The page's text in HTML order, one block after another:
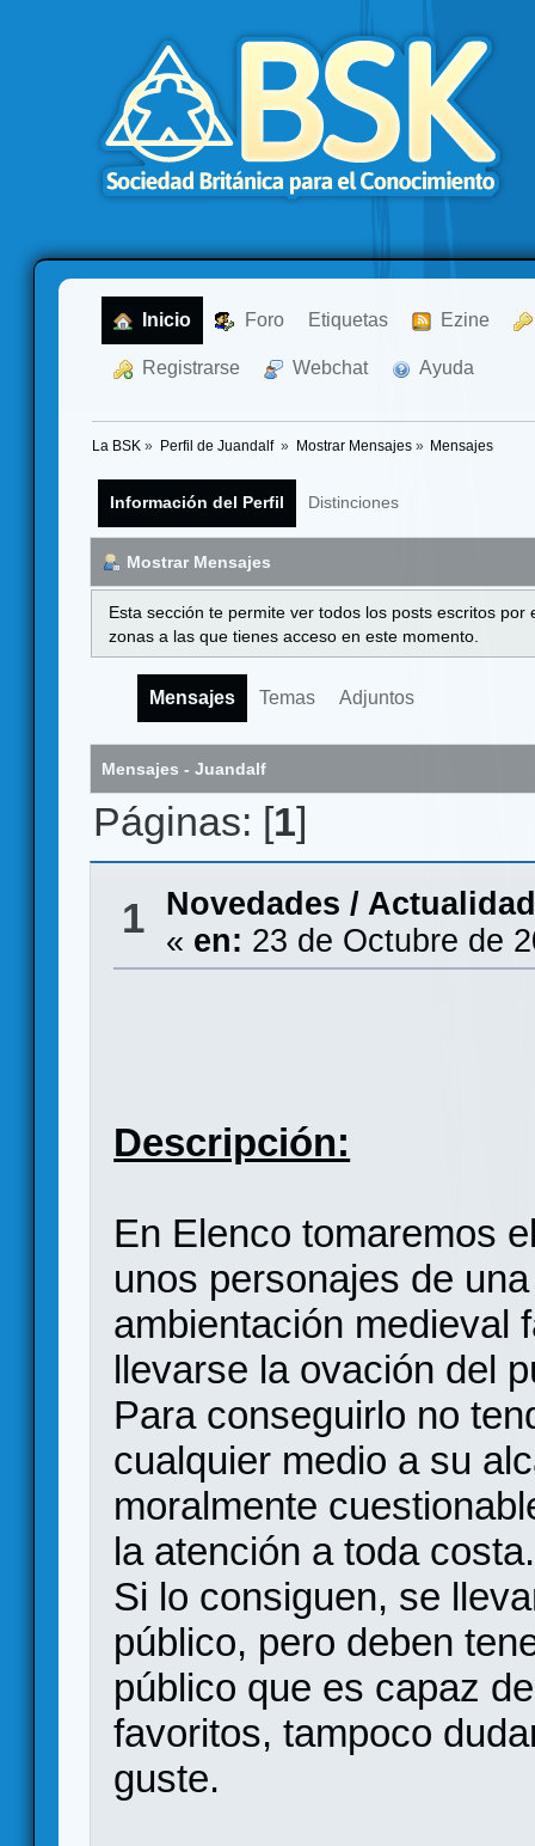
Inicio Foro Etiquetas Ezine
Registrarse Webchat Ayuda
La BSK » Perfil de Juandalf » Mostrar Mensajes» Mensajes
Información del Perfil Distinciones
Mostrar Mensajes
Esta sección te permite ver todos los posts escritos
zonas a las que tienes acceso en este momento.
Mensajes Temas Adjuntos
Mensajes - Juandalf
Páginas: [1]
1
Novedades / Actualidad
« en: 23 de Octubre de
Descripción:
En Elenco tomaremos
unos personajes de
ambientación medieval
llevarse la ovación del
Para conseguirlo no
cualquier medio a su
moralmente
la atención a toda costa.
Si lo consiguen, se
público, pero deben
público que es capaz
favoritos, tampoco
guste.